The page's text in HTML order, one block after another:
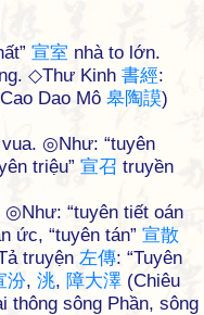
宣室 nhà to lớn.
◇Thư Kinh 書經:
Dao Mô 皋陶謨)
◎Như: “tuyên
triệu” 宣召 truyền
“tuyên tiết oán
ức, “tuyên tán” 宣散
truyện 左傳: “Tuyên
汾, 洮, 障大澤 (Chiêu
thông sông Phần, sông